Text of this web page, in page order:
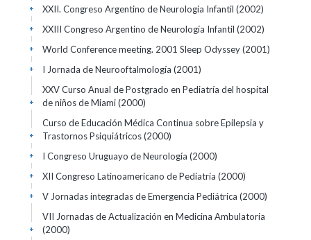
XXII. Congreso Argentino de Neurología Infantil (2002)
+
XXIII Congreso Argentino de Neurología Infantil (2002)
+
World Conference meeting. 2001 Sleep Odyssey(2001)
+
I Jornada de Neurooftalmología (2001)
+
XXV Curso Anual de Postgrado en Pediatría del hospital
de niños de Miami(2000)
+
Curso de Educación Médica Continua sobre Epilepsia y
Trastornos Psiquiátricos(2000)
+
I Congreso Uruguayo de Neurología (2000)
+
XII Congreso Latinoamericano de Pediatría (2000)
+
V Jornadas integradas de Emergencia Pediátrica (2000)
+
VII Jornadas de Actualización en Medicina Ambulatoria
(2000)
+